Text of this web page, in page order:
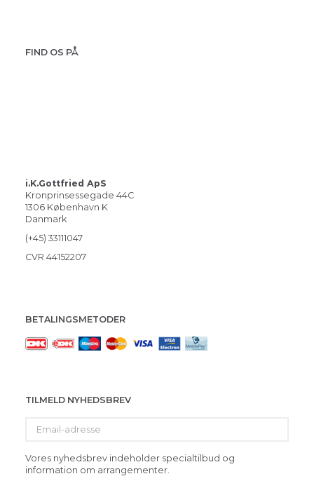
FIND OS PÅ
i.K.Gottfried ApS
Kronprinsessegade 44C
1306 København K
Danmark
(+45) 33111047
CVR 44152207
BETALINGSMETODER
TILMELD NYHEDSBREV
adresse
Vores nyhedsbrev indeholder specialtilbud og
information om arrangementer.